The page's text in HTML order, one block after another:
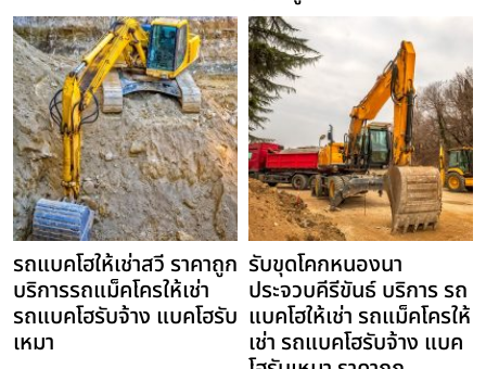
รถแบคโฮให้เช่าสวี ราคาถูก
บริการรถแม็คโครให้เช่า
รถแบคโฮรับจ้าง แบคโฮรับ
เหมา
รับขุดโคกหนองนา
ประจวบคีรีขันธ์ บริการ รถ
แบคโฮให้เช่า รถแม็คโครให้
เช่า รถแบคโฮรับจ้าง แบค